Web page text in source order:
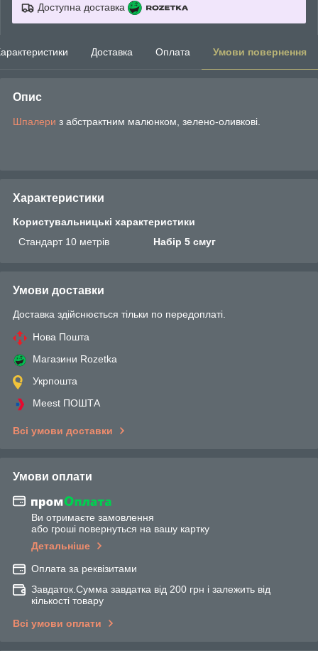
Доступна доставка
Доставка Оплата Умови повернення
Опис
Шпалери з абстрактним малюнком, зелено-оливкові.
Характеристики
Користувальницькі характеристики
Стандарт 10 метрів
Набір 5 смуг
Умови доставки
Доставка здійснюється тільки по передоплаті.
Нова Пошта
Магазини Rozetka
Укрпошта
Meest ПОШТА
Всі умови доставки
Умови оплати
Ви отримаєте замовлення
або гроші повернуться на вашу картку
Детальніше
Оплата за реквізитами
Завдаток.Сумма завдатка від 200 грн і залежить від
кількості товару
Всі умови оплати